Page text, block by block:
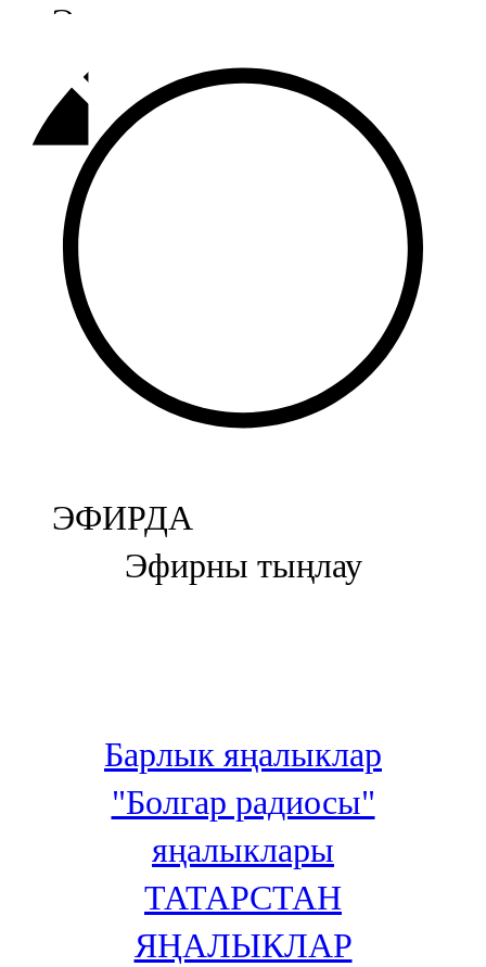
Әлмәт
92,9 FM
Базарлы матак
107,1 FM
Балык бистәсе
104,9 FM
Баулы
107,5 FM
Биләр
Болгар
106,0 FM
Бөгелмә
100,3 FM
106,6 FM
Кадыбаш
105,2 FM
ЭФИРДА
Эфирны тыңлау
Барлык яңалыклар
"Болгар радиосы"
яңалыклары
ТАТАРСТАН
ЯҢАЛЫКЛАР